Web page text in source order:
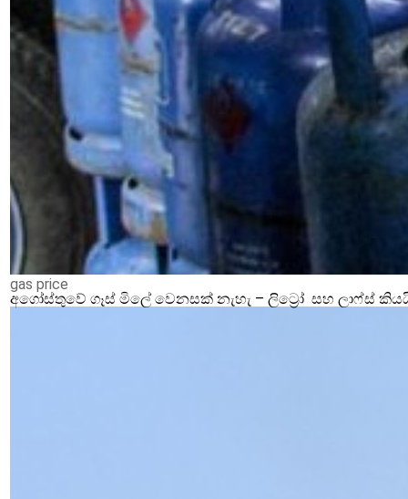
gas price
අගෝස්තුවේ ගෑස් මිලේ වෙනසක් නැහැ – ලිට්‍රෝ සහ ලාෆ්ස්